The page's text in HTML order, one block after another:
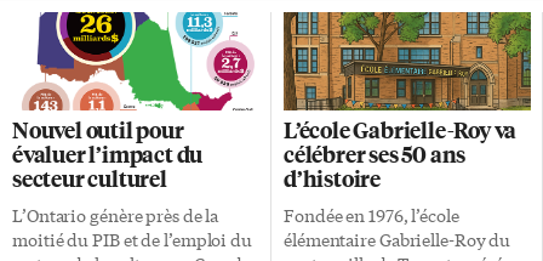
rayonnement de la
francophonie en Ontario. La
remise des prix aura lieu en
personne dans le cadre du
congrès annuel de l’AFO, le
vendredi 24 octobre à Toronto.
Voici les prix décernés: Le Prix
Paulette-Gagnon célèbre «un
parcours professionnel
d’exception, celui d’une
monde: huit siècles de cartes
ornées. La cartographie, écrit
Berson, «déploie une imagerie
qui lui est propre et qui puise à
des sources diverses :
mythologie, religion, récits de
voyage, sciences, techniques,
réflexions théoriques et
imaginaire créatif». Parfois, les
ornements sont assimilables à
Nouvel outil pour
évaluer l’impact du
secteur culturel
L’Ontario génère près de la
moitié du PIB et de l’emploi du
L’école Gabrielle-Roy va
célébrer ses 50 ans
d’histoire
Fondée en 1976, l’école
élémentaire Gabrielle-Roy du